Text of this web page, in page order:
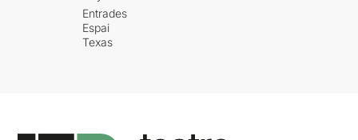
Entrades
Espai
Texas